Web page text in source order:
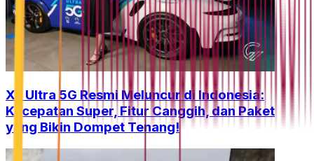
XL Ultra 5G Resmi Meluncur di Indonesia:
Kecepatan Super, Fitur Canggih, dan Paket
yang Bikin Dompet Tenang!